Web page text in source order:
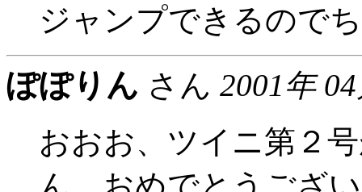
ジャンプできるので
ぽぽりん さん 2001年
おおお、ツイニ第２